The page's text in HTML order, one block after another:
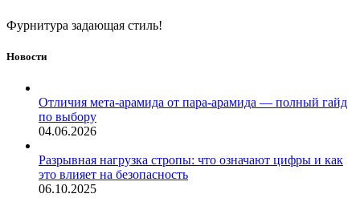
Фурнитура задающая стиль!
Новости
Отличия мета-арамида от пара-арамида — полный гайд
по выбору
04.06.2026
Разрывная нагрузка стропы: что означают цифры и как
это влияет на безопасность
06.10.2025